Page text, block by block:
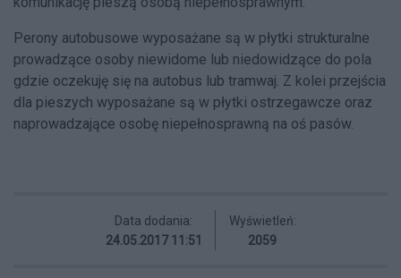
Perony autobusowe wyposażane są w płytki strukturalne
prowadzące osoby niewidome lub niedowidzące do pola
gdzie oczekuję się na autobus lub tramwaj. Z kolei przejścia
dla pieszych wyposażane są w płytki ostrzegawcze oraz
naprowadzające osobę niepełnosprawną na oś pasów.
Data dodania:
24.05.2017 11:51
Wyświetleń:
2059